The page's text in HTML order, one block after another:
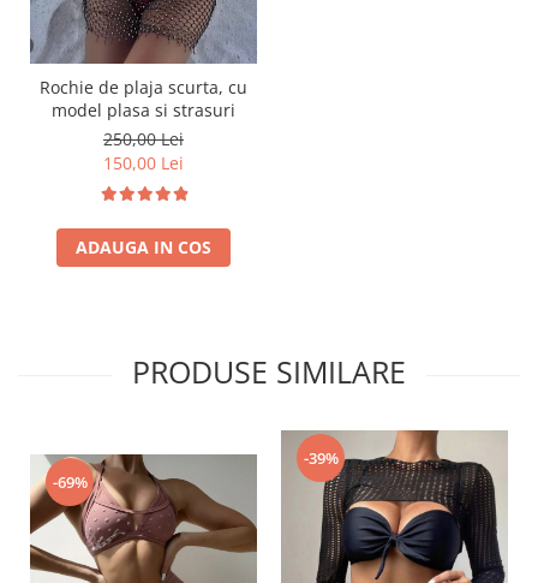
Rochie de plaja scurta, cu
model plasa si strasuri
250,00 Lei
150,00 Lei
ADAUGA IN COS
PRODUSE SIMILARE
-69%
-39%